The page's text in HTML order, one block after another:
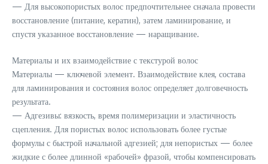
— Для высокопористых волос предпочтительнее сначала провести
восстановление (питание, кератин), затем ламинирование, и
спустя указанное восстановление — наращивание.
Материалы и их взаимодействие с текстурой волос
Материалы — ключевой элемент. Взаимодействие клея, состава
для ламинирования и состояния волос определяет долговечность
результата.
— Адгезивы: вязкость, время полимеризации и эластичность
сцепления. Для пористых волос использовать более густые
формулы с быстрой начальной адгезией; для непористых — более
жидкие с более длинной «рабочей» фразой, чтобы компенсировать